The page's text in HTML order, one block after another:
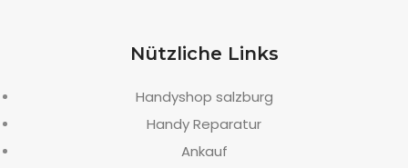
Nützliche Links
Handyshop salzburg
Handy Reparatur
Ankauf